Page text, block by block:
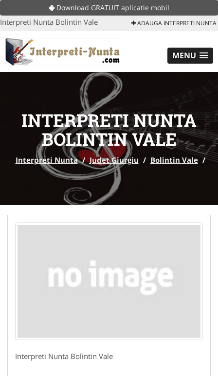
Download GRATUIT aplicatie mobil
Interpreti Nunta Bolintin Vale ADAUGA INTERPRETI NUNTA
MENU
INTERPRETI NUNTA
BOLINTIN VALE
Interpreti Nunta / Judet Giurgiu / Bolintin Vale /
Interpreti Nunta Bolintin Vale